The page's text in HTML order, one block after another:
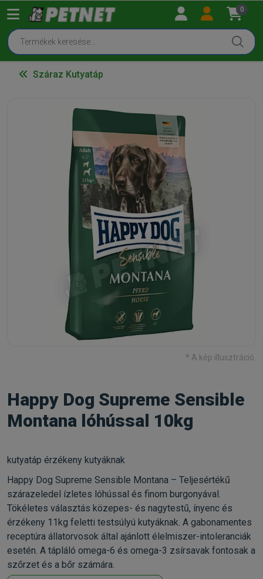
0
Száraz Kutyatáp
* A kép illusztráció.
Happy Dog Supreme Sensible
Montana lóhússal 10kg
kutyatáp érzékeny kutyáknak
Happy Dog Supreme Sensible Montana – Teljesértékű
szárazeledel ízletes lóhússal és finom burgonyával.
Tökéletes választás közepes- és nagytestű, ínyenc és
érzékeny 11kg feletti testsúlyú kutyáknak. A gabonamentes
receptúra állatorvosok által ajánlott élelmiszer-intoleranciák
esetén. A tápláló omega-6 és omega-3 zsírsavak fontosak a
szőrzet és a bőr számára.